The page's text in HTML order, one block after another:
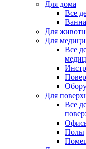
Для дома
Все
Ванна
Для
Для
Все
Для
Все
Полы